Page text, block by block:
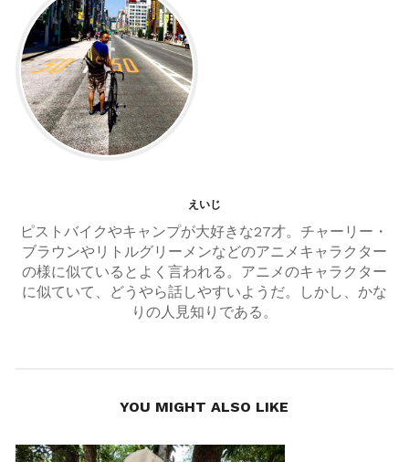
ゲ
ー
シ
ョ
えいじ
ピストバイクやキャンプが大好きな27才。チャーリー・
ブラウンやリトルグリーメンなどのアニメキャラクター
の様に似ているとよく言われる。アニメのキャラクター
に似ていて、どうやら話しやすいようだ。しかし、かな
りの人見知りである。
YOU MIGHT ALSO LIKE